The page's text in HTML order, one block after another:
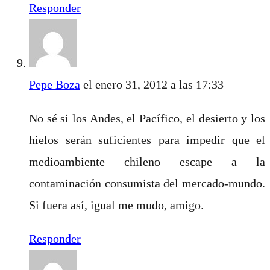
Responder
Pepe Boza el enero 31, 2012 a las 17:33
No sé si los Andes, el Pacífico, el desierto y los
hielos serán suficientes para impedir que el
medioambiente chileno escape a la
contaminación consumista del mercado-mundo.
Si fuera así, igual me mudo, amigo.
Responder